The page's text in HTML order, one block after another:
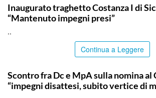
Inaugurato traghetto Costanza I di
“Mantenuto impegni presi”
..
Continua a Leggere
Scontro fra Dc e MpA sulla nomina al
“impegni disattesi, subito vertice di